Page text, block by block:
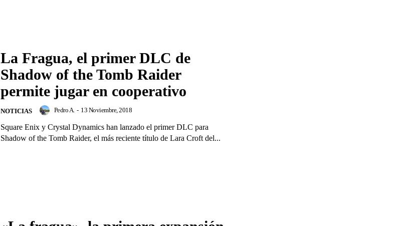
La Fragua, el primer DLC de
Shadow of the Tomb Raider
permite jugar en cooperativo
NOTICIAS Pedro A. - 13 Noviembre, 2018
Square Enix y Crystal Dynamics han lanzado el primer DLC para
Shadow of the Tomb Raider, el más reciente título de Lara Croft del...